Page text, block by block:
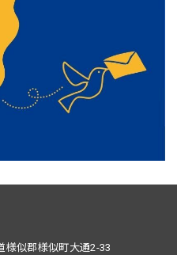
様似郡様似町大通2-33